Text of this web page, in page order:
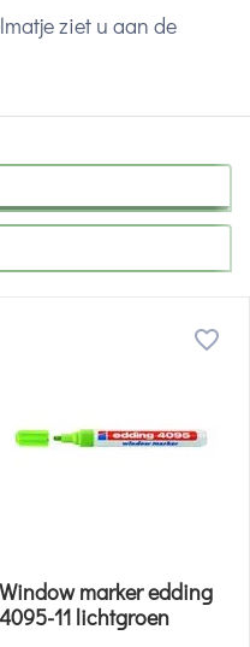
ziet u aan de
Window marker edding
4095-11 lichtgroen